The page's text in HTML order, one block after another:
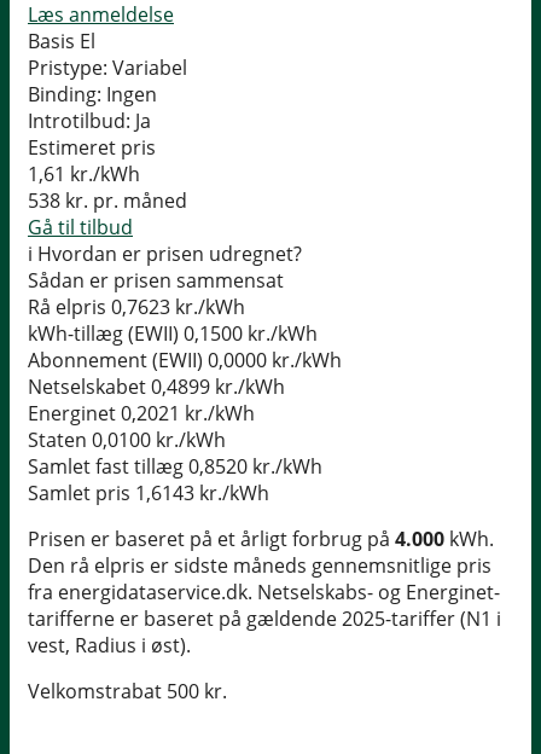
Læs anmeldelse
Basis El
Pristype: Variabel
Binding: Ingen
Introtilbud: Ja
Estimeret pris
1,61 kr./kWh
538 kr. pr. måned
Gå til tilbud
i Hvordan er prisen udregnet?
Sådan er prisen sammensat
Rå elpris 0,7623 kr./kWh
kWh-tillæg (EWII) 0,1500 kr./kWh
Abonnement (EWII) 0,0000 kr./kWh
Netselskabet0,4899 kr./kWh
Energinet0,2021 kr./kWh
Staten 0,0100 kr./kWh
Samlet fast tillæg0,8520 kr./kWh
Samlet pris 1,6143 kr./kWh
Prisen er baseret på et årligt forbrug på 4.000 kWh.
Den rå elpris er sidste måneds gennemsnitlige pris
fra energidataservice.dk. Netselskabs- og Energinet-
tarifferne er baseret på gældende 2025-tariffer (N1 i
vest, Radius i øst).
Velkomstrabat 500 kr.